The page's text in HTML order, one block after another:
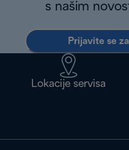
s našim
Prijavite se
Lokacije servisa